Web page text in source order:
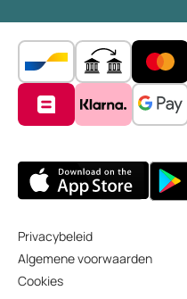
Privacybeleid
Algemene voorwaarden
Cookies